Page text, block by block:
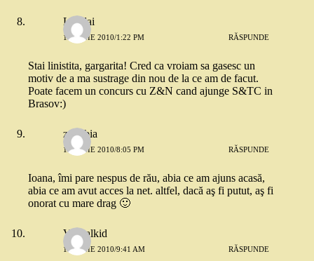
Lorelai
10 IUNIE 2010/1:22 PM RĂSPUNDE
Stai linistita, gargarita! Cred ca vroiam sa gasesc un
motiv de a ma sustrage din nou de la ce am de facut.
Poate facem un concurs cu Z&N cand ajunge S&TC in
Brasov:)
zenobia
10 IUNIE 2010/8:05 PM RĂSPUNDE
Ioana, îmi pare nespus de rău, abia ce am ajuns acasă,
abia ce am avut acces la net. altfel, dacă aş fi putut, aş fi
onorat cu mare drag 🙂
Virtualkid
11 IUNIE 2010/9:41 AM RĂSPUNDE